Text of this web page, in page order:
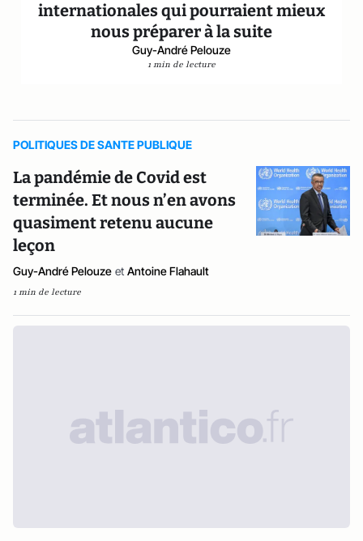
internationales qui pourraient mieux
nous préparer à la suite
Guy-André Pelouze
1 min de lecture
POLITIQUES DE SANTE PUBLIQUE
La pandémie de Covid est
terminée. Et nous n’en avons
quasiment retenu aucune
leçon
Guy-André Pelouze et Antoine Flahault
1 min de lecture